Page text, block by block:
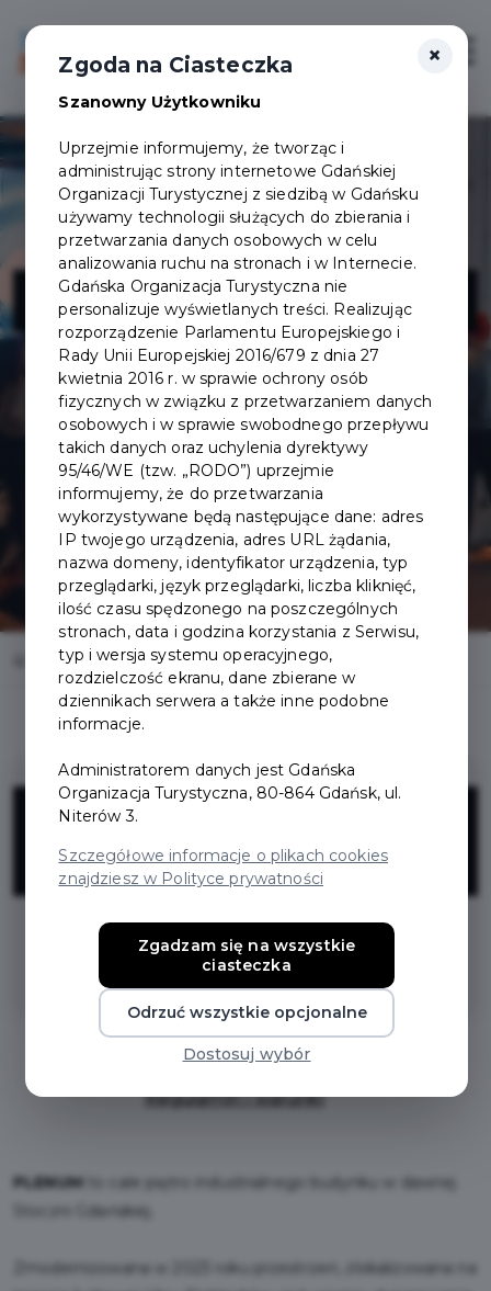
Login/Rejestracja
Plenum
Home Korzyści Plenum
15%
ZNIŻKI
15% zniżki na selekcję kaw, śniadań oraz
wypieków
Regulamin i warunki
PLENUM
to całe piętro industrialnego budynku w dawnej
Stoczni Gdańskiej.
Zmodernizowana w 2023 roku przestrzeń, zlokalizowana na
×
Zgoda na Ciasteczka
Szanowny Użytkowniku
Uprzejmie informujemy, że tworząc i
administrując strony internetowe Gdańskiej
Organizacji Turystycznej z siedzibą w Gdańsku
używamy technologii służących do zbierania i
przetwarzania danych osobowych w celu
analizowania ruchu na stronach i w Internecie.
Gdańska Organizacja Turystyczna nie
personalizuje wyświetlanych treści. Realizując
rozporządzenie Parlamentu Europejskiego i
Rady Unii Europejskiej 2016/679 z dnia 27
kwietnia 2016 r. w sprawie ochrony osób
fizycznych w związku z przetwarzaniem danych
osobowych i w sprawie swobodnego przepływu
takich danych oraz uchylenia dyrektywy
95/46/WE (tzw. „RODO”) uprzejmie
informujemy, że do przetwarzania
wykorzystywane będą następujące dane: adres
IP twojego urządzenia, adres URL żądania,
nazwa domeny, identyfikator urządzenia, typ
przeglądarki, język przeglądarki, liczba kliknięć,
ilość czasu spędzonego na poszczególnych
stronach, data i godzina korzystania z Serwisu,
typ i wersja systemu operacyjnego,
rozdzielczość ekranu, dane zbierane w
dziennikach serwera a także inne podobne
informacje.
Administratorem danych jest Gdańska
Organizacja Turystyczna, 80-864 Gdańsk, ul.
Niterów 3.
Szczegółowe informacje o plikach cookies
znajdziesz w Polityce prywatności
Zgadzam się na wszystkie
ciasteczka
Odrzuć wszystkie opcjonalne
Dostosuj wybór